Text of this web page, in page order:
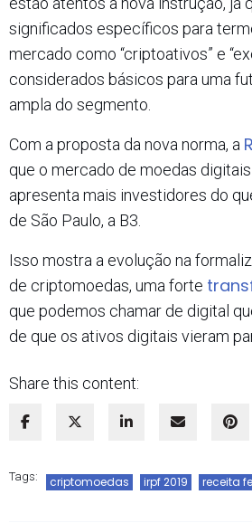
significados específicos para
mercado como “criptoativos” e
considerados básicos para uma
ampla do segmento.
Com a proposta da nova norma, a
que o mercado de moedas
apresenta mais investidores do
de São Paulo, a B3.
Isso mostra a evolução na
de criptomoedas, uma forte
que podemos chamar de digital
de que os ativos digitais vieram
Share this content:
Tags: criptomoedas irpf 2019 receita